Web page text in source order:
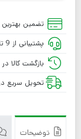
تضمین بهترین
پشتیبانی از 9 تا 17
بازگشت کالا
تحویل سریع
توضیحات